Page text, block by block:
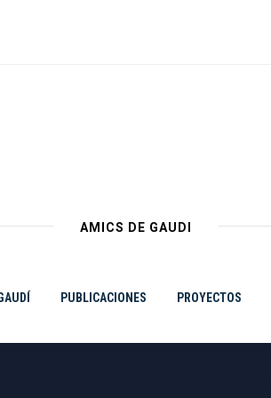
AMICS DE GAUDI
PUBLICACIONES PROYECTOS